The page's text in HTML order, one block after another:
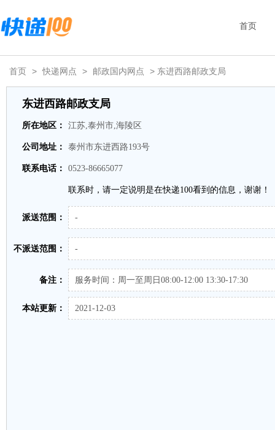
首页
首页 > 快递网点 > 邮政国内网点 > 东进西路邮政支局
东进西路邮政支局
所在地区： 江苏,泰州市,海陵区
公司地址： 泰州市东进西路193号
联系电话： 0523-86665077
联系时，请一定说明是在快递100看到的信息，谢谢！
派送范围： -
不派送范围： -
备注： 服务时间：周一至周日08:00-12:00 13:30-17:30
本站更新： 2021-12-03